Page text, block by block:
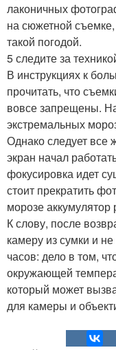
лаконичных
на сюжетной
такой погодой.
5 следите за
В инструкциях к
прочитать, что
вовсе запрещены.
экстремальных
Однако следует все
экран начал
фокусировка идет
стоит прекратить
морозе
К слову, после
камеру из сумки и
часов: дело в том,
окружающей
который может
для камеры и